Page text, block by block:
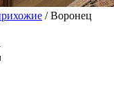
/ Воронец